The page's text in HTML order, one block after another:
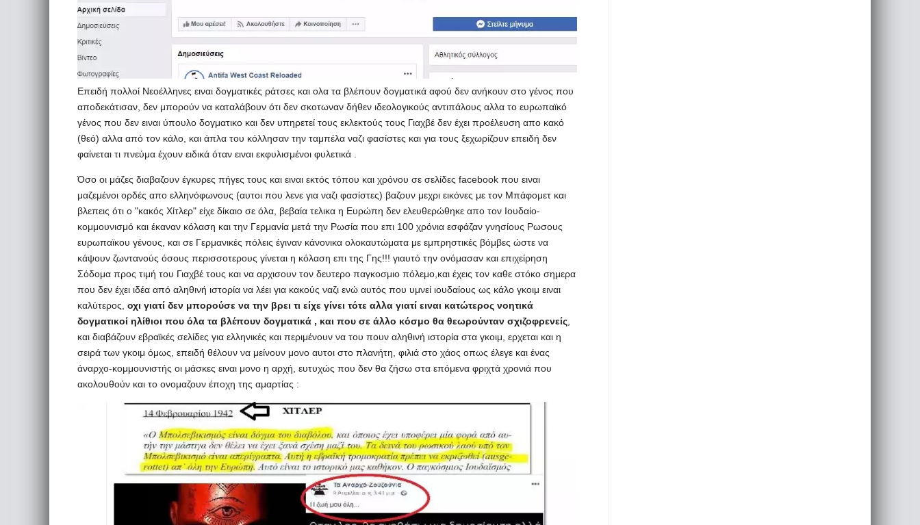
Επειδή πολλοί Νεοέλληνες ειναι δογματικές ράτσες και ολα τα βλέπουν δογματικά αφού δεν ανήκουν στο γένος που
αποδεκάτισαν, δεν μπορούν να καταλάβουν ότι δεν σκοτωναν δήθεν ιδεολογικούς αντιπάλους αλλα το ευρωπαϊκό
γένος που δεν ειναι ύπουλο δογματικο και δεν υπηρετεί τους εκλεκτούς τους Γιαχβέ δεν έχει προέλευση απο κακό
(θεό) αλλα από τον κάλο, και άπλα του κόλλησαν την ταμπέλα ναζι φασίστες και για τους ξεχωρίζουν επειδή δεν
φαίνεται τι πνεύμα έχουν ειδικά όταν ειναι εκφυλισμένοι φυλετικά .
Όσο οι μάζες διαβαζουν έγκυρες πήγες τους και ειναι εκτός τόπου και χρόνου σε σελίδες facebook που ειναι
μαζεμένοι ορδές απο ελληνόφωνους (αυτοι που λενε για ναζι φασίστες) βαζουν μεχρι εικόνες με τον Μπάφομετ και
βλεπεις ότι ο "κακός Χίτλερ" είχε δίκαιο σε όλα, βεβαία τελικα η Ευρώπη δεν ελευθερώθηκε απο τον Ιουδαίο-
κομμουνισμό και έκαναν κόλαση και την Γερμανία μετά την Ρωσία που επι 100 χρόνια εσφάζαν γνησίους Ρωσους
ευρωπαϊκου γένους, και σε Γερμανικές πόλεις έγιναν κάνονικα ολοκαυτώματα με εμπρηστικές βόμβες ώστε να
κάψουν ζωντανούς όσους περισσοτερους γίνεται η κόλαση επι της Γης!!! γιαυτό την ονόμασαν και επιχείρηση
Σόδομα προς τιμή του Γιαχβέ τους και να αρχισουν τον δευτερο παγκοσμιο πόλεμο,και έχεις τον καθε στόκο σημερα
που δεν έχει ιδέα από αληθινή ιστορία να λέει για κακούς ναζι ενώ αυτός που υμνεί ιουδαίους ως κάλο γκοιμ ειναι
καλύτερος, οχι γιατί δεν μπορούσε να την βρει τι είχε γίνει τότε αλλα γιατί ειναι κατώτερος νοητικά
δογματικοί ηλίθιοι που όλα τα βλέπουν δογματικά , και που σε άλλο κόσμο θα θεωρούνταν σχιζοφρενείς
και διαβάζουν εβραϊκές σελίδες για ελληνικές και περιμένουν να του πουν αληθινή ιστορία στα γκοιμ, ερχεται και η
σειρά των γκοιμ όμως, επειδή θέλουν να μείνουν μονο αυτοι στο πλανήτη, φιλιά στο χάος οπως έλεγε και ένας
άναρχο-κομμουνιστής οι μάσκες ειναι μονο η αρχή, ευτυχώς που δεν θα ζήσω στα επόμενα φριχτά χρονιά που
ακολουθούν και το ονομαζουν έποχη της αμαρτίας :